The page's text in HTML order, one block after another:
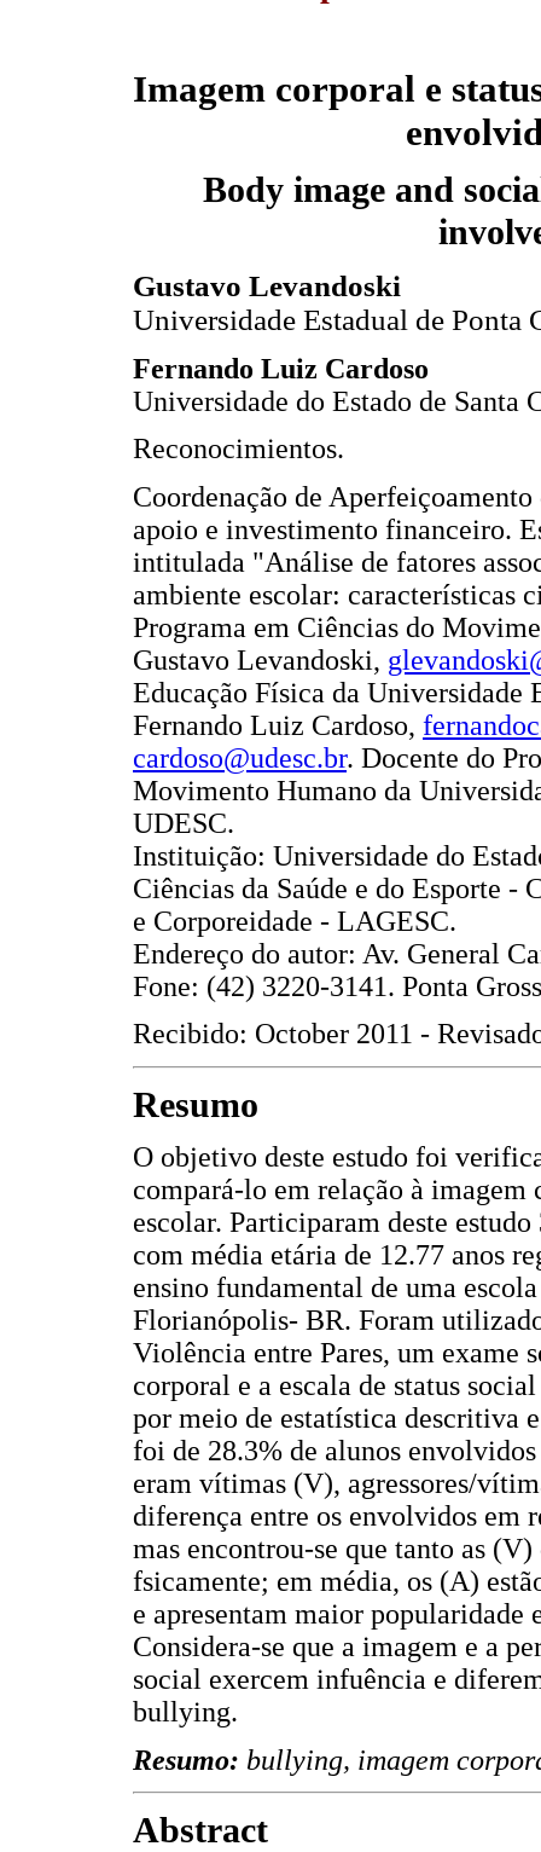
Imagem corporal e
Body image and
Gustavo Levandoski
Universidade Estadual de Ponta
Fernando Luiz Cardoso
Universidade do Estado de Santa
Reconocimientos.
Coordenação de
apoio e investimento financeiro.
intitulada "Análise de fatores
ambiente escolar: características
Programa em Ciências do
Gustavo Levandoski,
Educação Física da Universidade
Fernando Luiz Cardoso,
cardoso@udesc.br. Docente do
Movimento Humano da
UDESC.
Instituição: Universidade do
Ciências da Saúde e do Esporte -
e Corporeidade - LAGESC.
Endereço do autor: Av. General
Fone: (42) 3220-3141. Ponta
Recibido: October 2011 -
Resumo
O objetivo deste estudo foi
compará-lo em relação à imagem
escolar. Participaram deste
com média etária de 12.77 anos
ensino fundamental de uma
Florianópolis- BR. Foram
Violência entre Pares, um exame
corporal e a escala de status
por meio de estatística descritiva
foi de 28.3% de alunos
eram vítimas (V), agressores/
diferença entre os envolvidos em
mas encontrou-se que tanto as
fsicamente; em média, os (A)
e apresentam maior popularidade
Considera-se que a imagem e a
social exercem infuência e
bullying.
Resumo: bullying, imagem
Abstract